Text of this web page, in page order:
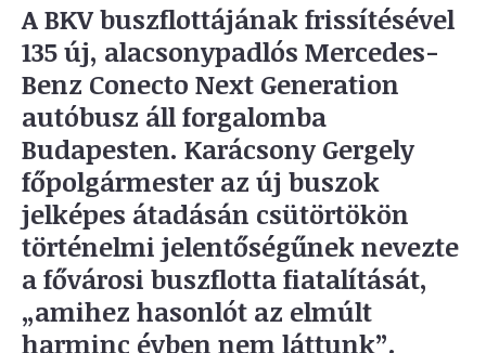
A BKV buszflottájának frissítésével
135 új, alacsonypadlós Mercedes-
Benz Conecto Next Generation
autóbusz áll forgalomba
Budapesten. Karácsony Gergely
főpolgármester az új buszok
jelképes átadásán csütörtökön
történelmi jelentőségűnek nevezte
a fővárosi buszflotta fiatalítását,
„amihez hasonlót az elmúlt
harminc évben nem láttunk”.